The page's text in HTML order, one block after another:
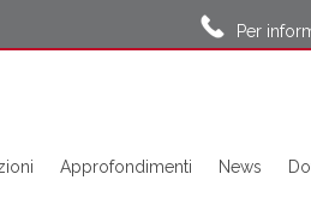
Per
Approfondimenti News